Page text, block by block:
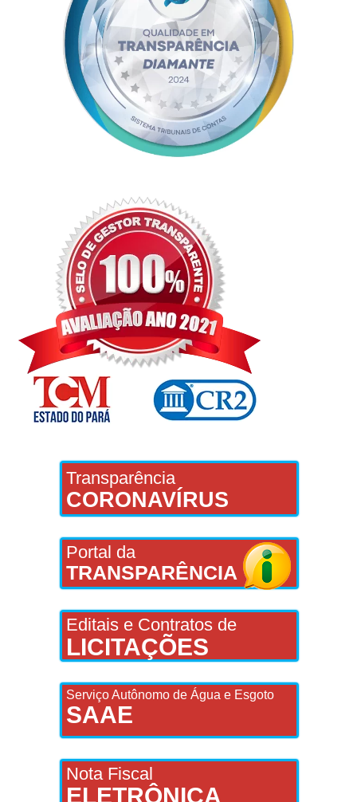
Transparência
CORONAVÍRUS
Portal da
TRANSPARÊNCIA
Editais e Contratos de
LICITAÇÕES
Serviço Autônomo de Água e Esgoto
SAAE
Nota Fiscal
ELETRÔNICA